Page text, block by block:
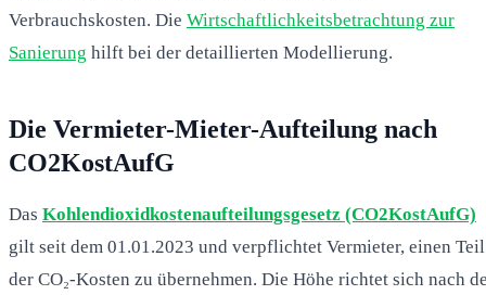
Verbrauchskosten. Die Wirtschaftlichkeitsbetrachtung zur
Sanierung hilft bei der detaillierten Modellierung.
Die Vermieter-Mieter-Aufteilung nach
CO2KostAufG
Das Kohlendioxidkostenaufteilungsgesetz (CO2KostAufG)
gilt seit dem 01.01.2023 und verpflichtet Vermieter, einen Teil
der CO₂-Kosten zu übernehmen. Die Höhe richtet sich nach